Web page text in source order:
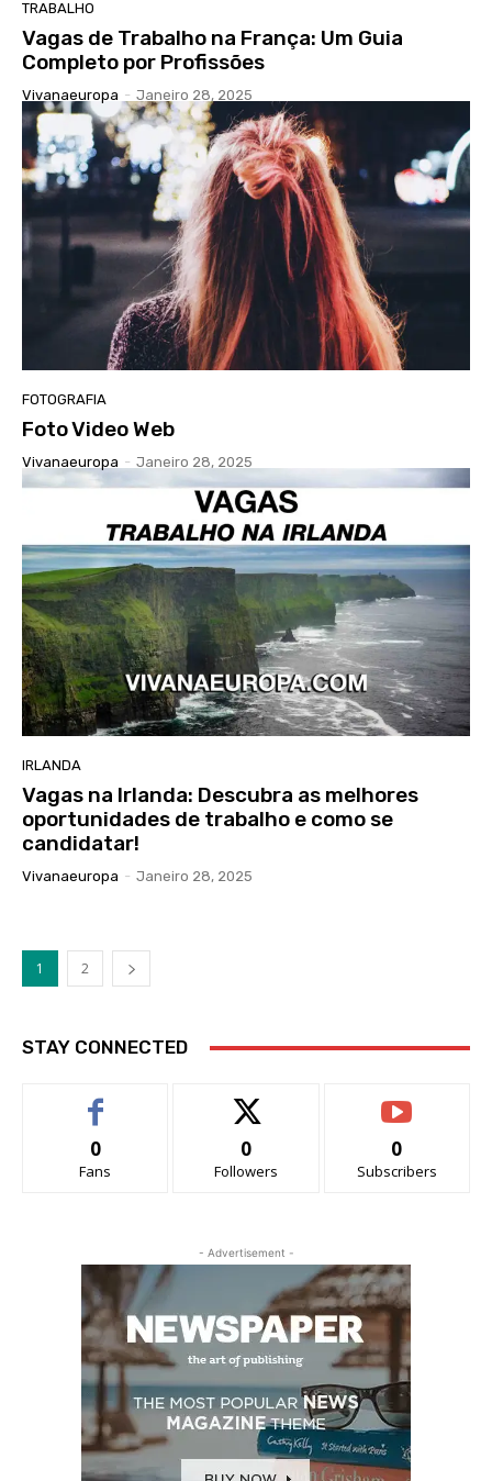
TRABALHO
Vagas de Trabalho na França: Um Guia
Completo por Profissões
Vivanaeuropa - Janeiro 28, 2025
FOTOGRAFIA
Foto Video Web
Vivanaeuropa - Janeiro 28, 2025
IRLANDA
Vagas na Irlanda: Descubra as melhores
oportunidades de trabalho e como se
candidatar!
Vivanaeuropa - Janeiro 28, 2025
1 2
STAY CONNECTED
0
Fans
0
Followers
0
Subscribers
- Advertisement -